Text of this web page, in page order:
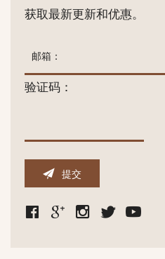
获取最新更新和优惠。
验证码：
提交